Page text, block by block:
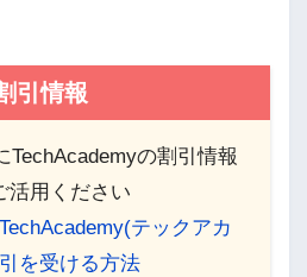
引情報
TechAcademyの割引情報
活用ください
テックアカ
を受ける方法